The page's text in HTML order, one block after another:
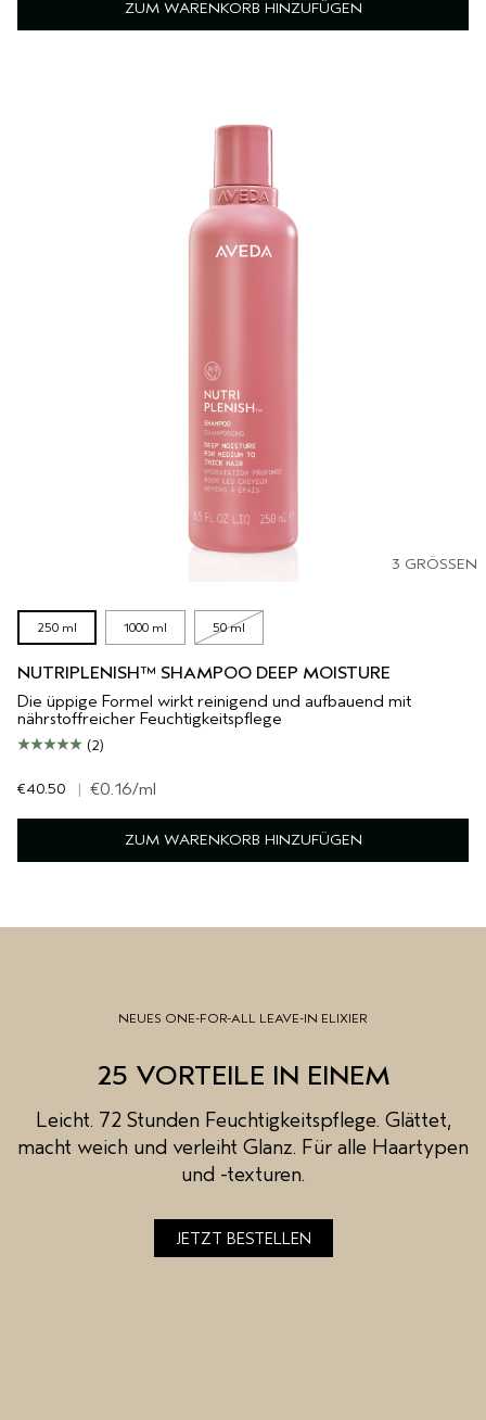
ZUM WARENKORB HINZUFÜGEN
3 GRÖSSEN
250 ml 1000 ml 50 ml
NUTRIPLENISH™ SHAMPOO DEEP MOISTURE
Die üppige Formel wirkt reinigend und aufbauend mit
nährstoffreicher Feuchtigkeitspflege
(2)
€40.50 | €0.16/ml
ZUM WARENKORB HINZUFÜGEN
NEUES ONE-FOR-ALL LEAVE-IN ELIXIER
25 VORTEILE IN EINEM
Leicht. 72 Stunden Feuchtigkeitspflege. Glättet,
macht weich und verleiht Glanz. Für alle Haartypen
und -texturen.
JETZT BESTELLEN